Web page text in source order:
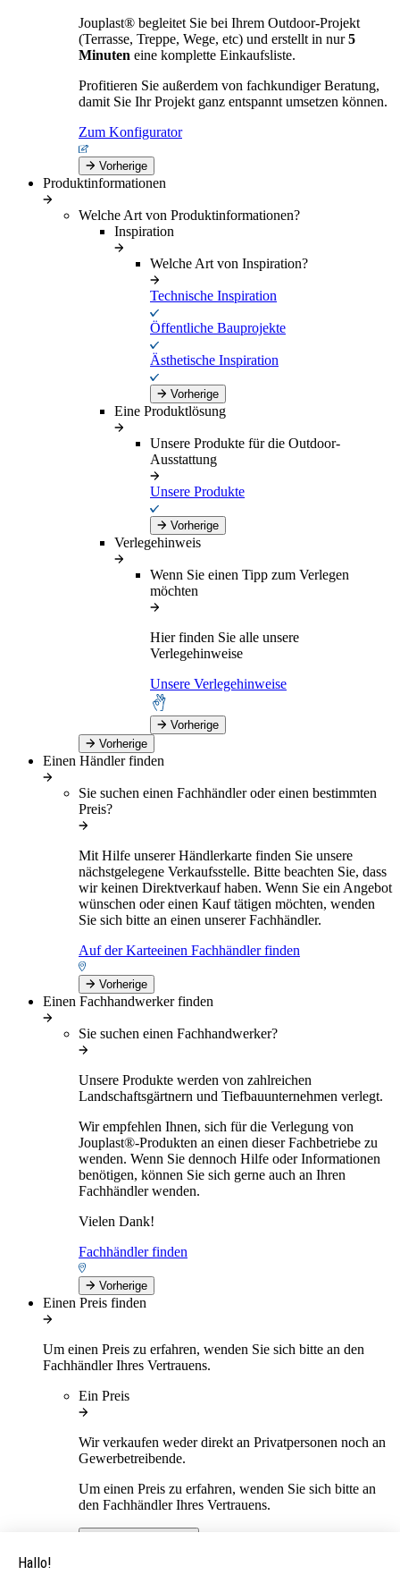
Jouplast® begleitet Sie bei Ihrem Outdoor-Projekt
(Terrasse, Treppe, Wege, etc) und erstellt in nur5
Minuten eine komplette Einkaufsliste.
Profitieren Sie außerdem von fachkundiger Beratung,
damit Sie Ihr Projekt ganz entspannt umsetzen können.
Zum Konfigurator
Vorherige
Produktinformationen
Welche Art von Produktinformationen?
Inspiration
Welche Art von Inspiration?
Technische Inspiration
Öffentliche Bauprojekte
Ästhetische Inspiration
Vorherige
Eine Produktlösung
Unsere Produkte für die Outdoor-
Ausstattung
Unsere Produkte
Vorherige
Verlegehinweis
Wenn Sie einen Tipp zum Verlegen
möchten
Hier finden Sie alle unsere
Verlegehinweise
Unsere Verlegehinweise
Vorherige
Vorherige
Einen Händler finden
Sie suchen einen Fachhändler oder einen bestimmten
Preis?
Mit Hilfe unserer Händlerkarte finden Sie unsere
nächstgelegene Verkaufsstelle. Bitte beachten Sie, dass
wir keinen Direktverkauf haben. Wenn Sie ein Angebot
wünschen oder einen Kauf tätigen möchten, wenden
Sie sich bitte an einen unserer Fachhändler.
Auf der Karteeinen Fachhändler finden
Vorherige
Einen Fachhandwerker finden
Sie suchen einen Fachhandwerker?
Unsere Produkte werden von zahlreichen
Landschaftsgärtnern und Tiefbauunternehmen verlegt.
Wir empfehlen Ihnen, sich für die Verlegung von
Jouplast®-Produkten an einen dieser Fachbetriebe zu
wenden. Wenn Sie dennoch Hilfe oder Informationen
benötigen, können Sie sich gerne auch an Ihren
Fachhändler wenden.
Vielen Dank!
Fachhändler finden
Vorherige
Einen Preis finden
Um einen Preis zu erfahren, wenden Sie sich bitte an den
Fachhändler Ihres Vertrauens.
Ein Preis
Wir verkaufen weder direkt an Privatpersonen noch an
Gewerbetreibende.
Um einen Preis zu erfahren, wenden Sie sich bitte an
den Fachhändler Ihres Vertrauens.